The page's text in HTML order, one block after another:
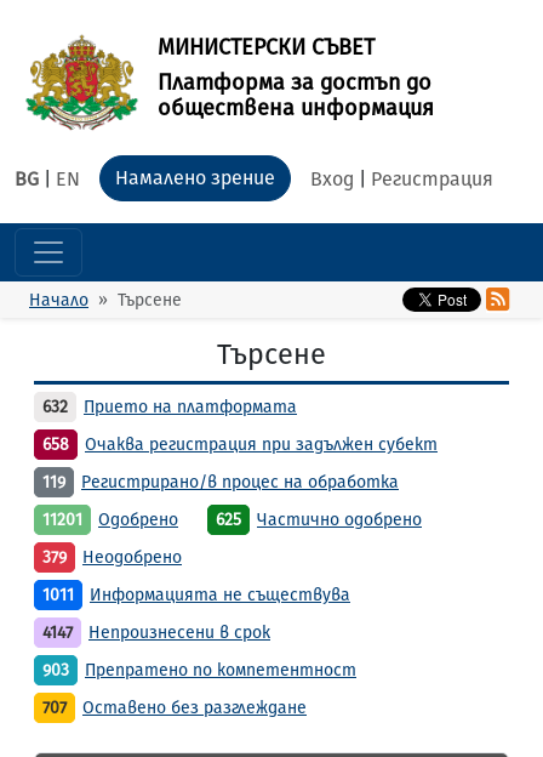
МИНИСТЕРСКИ СЪВЕТ
Платформа за достъп до
обществена информация
BG EN Вход Регистрация
Намалено зрение
Начало Търсене
Търсене
632
Прието на платформата
658
Очаква регистрация при задължен субект
119
Регистрирано/в процес на обработка
11201
Одобрено 625
Частично одобрено
379
Неодобрено
1011
Информацията не съществува
4147
Непроизнесени в срок
903
Препратено по компетентност
707
Оставено без разглеждане